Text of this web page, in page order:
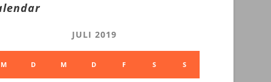
JULI 2019
M D M D F S S